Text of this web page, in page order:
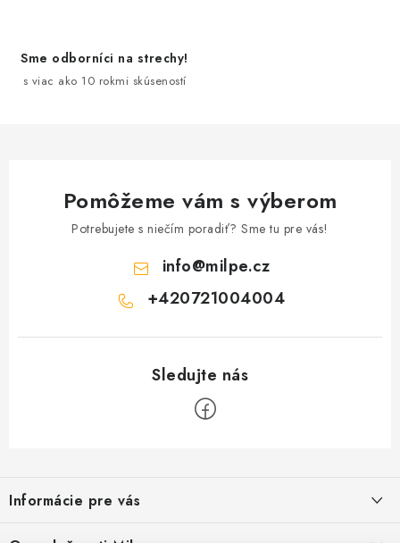
Sme odborníci na strechy!
s viac ako 10 rokmi skúseností
Pomôžeme vám s výberom
Potrebujete s niečím poradiť? Sme tu pre vás!
info@milpe.cz
+420721004004
p
ä
Informácie pre vás